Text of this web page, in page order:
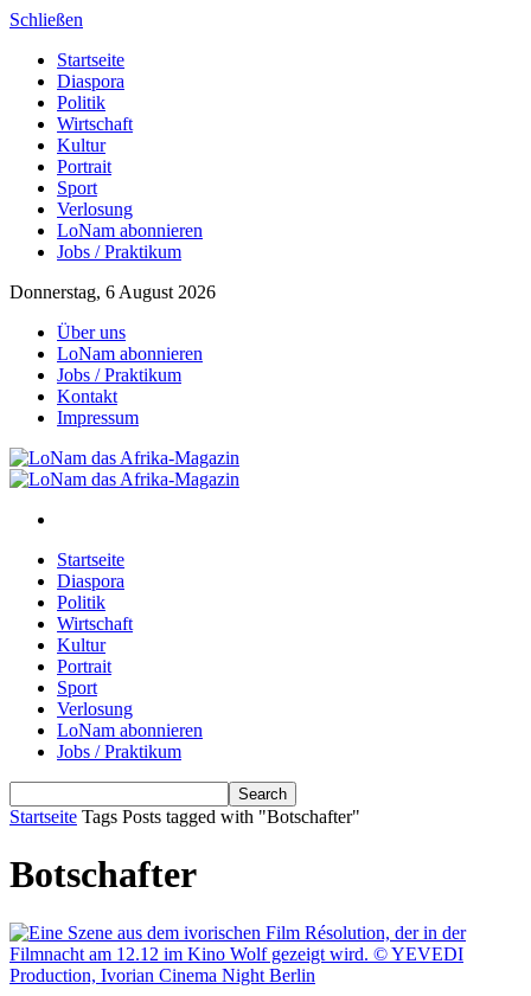
Schließen
Startseite
Diaspora
Politik
Wirtschaft
Kultur
Portrait
Sport
Verlosung
LoNam abonnieren
Jobs / Praktikum
Donnerstag, 6 August 2026
Über uns
LoNam abonnieren
Jobs / Praktikum
Kontakt
Impressum
Startseite
Diaspora
Politik
Wirtschaft
Kultur
Portrait
Sport
Verlosung
LoNam abonnieren
Jobs / Praktikum
Startseite Tags Posts tagged with "Botschafter"
Botschafter